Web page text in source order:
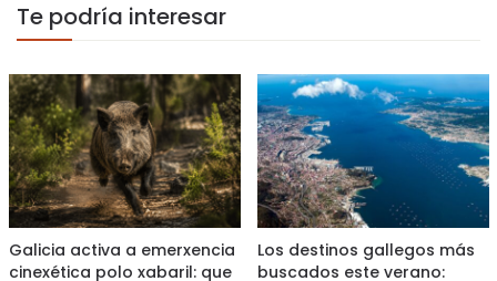
Te podría interesar
Galicia activa a emerxencia
cinexética polo xabaril: que
Los destinos gallegos más
buscados este verano: